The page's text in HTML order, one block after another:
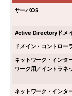
サーバOS
Active Directoryドメ
ドメイン・コントロー
ネットワーク・インタ
ワーク用／イントラネ
ネットワーク・インタ